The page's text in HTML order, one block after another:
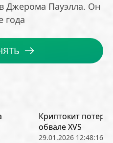
Джерома Пауэлла. Он
года
Криптокит
обвале XVS
29.01.2026 12:48:16